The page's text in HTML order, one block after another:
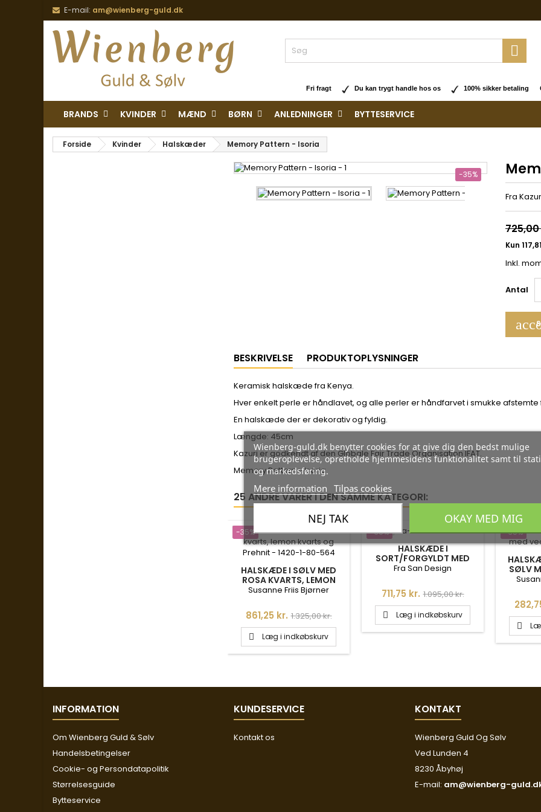
E-mail: am@wienberg-guld.dk

Fri fragt Du kan trygt handle hos os 100% sikker betaling
BRANDS KVINDER MÆND BØRN ANLEDNINGER BYTTESERVICE
Forside Kvinder Halskæder Memory Pattern - Isoria
-35%
Fra
Inkl.
Antal
BESKRIVELSE PRODUKTOPLYSNINGER
Keramisk halskæde fra Kenya.
Hver enkelt perle er håndlavet, og alle perler er håndfarvet i smukke afstemte
En halskæde der er dekorativ og fyldig.
Længde: 45cm
Kazuri er godkendt af den Globale Fair Trade Organisation IFAT.
Memory Pattern - Isoria
25 ANDRE VARER I DEN SAMME KATEGORI:
-35%
HALSKÆDE I SØLV MED
ROSA KVARTS, LEMON
KVARTS OG PREHNIT -
Susanne Friis Bjørner
Pris
861,25 kr. Normalpris
1.325,00 kr.
 Læg i indkøbskurv
-35%
HALSKÆDE I
SORT/FORGYLDT MED
FERSKVANDSPERLER - 50
Fra San Design
Pris
711,75 kr. Normalpris
1.095,00 kr.
 Læg i indkøbskurv
-35%
SØLV
Pris

INFORMATION
Om Wienberg Guld & Sølv
Handelsbetingelser
Cookie- og Persondatapolitik
Størrelsesguide
Bytteservice
KUNDESERVICE
Kontakt os
KONTAKT
Wienberg Guld Og Sølv
Ved Lunden 4
8230 Åbyhøj
E-mail: am@wienberg-
Wienberg-guld.dk benytter cookies for at give dig den bedst mulige
brugeroplevelse, opretholde hjemmesidens funktionalitet samt til
og markedsføring.
Mere information Tilpas cookies
NEJ TAK OKAY MED MIG